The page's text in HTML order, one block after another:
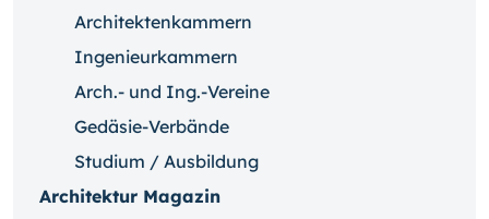
Architektenkammern
Ingenieurkammern
Arch.- und Ing.-Vereine
Gedäsie-Verbände
Studium / Ausbildung
Architektur Magazin